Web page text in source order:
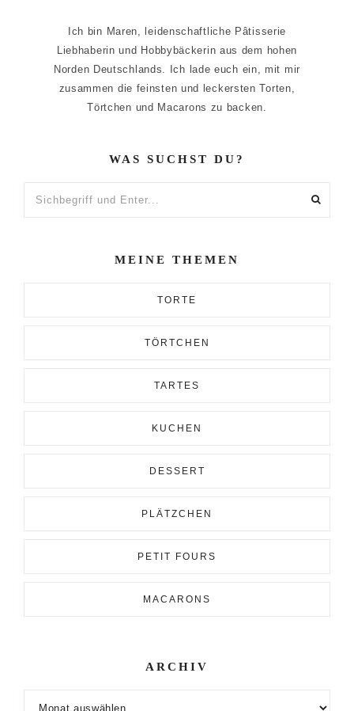
Ich bin Maren, leidenschaftliche Pâtisserie
Liebhaberin und Hobbybäckerin aus dem hohen
Norden Deutschlands. Ich lade euch ein, mit mir
zusammen die feinsten und leckersten Torten,
Törtchen und Macarons zu backen.
WAS SUCHST DU?
MEINE THEMEN
TORTE
TÖRTCHEN
TARTES
KUCHEN
DESSERT
PLÄTZCHEN
PETIT FOURS
MACARONS
ARCHIV